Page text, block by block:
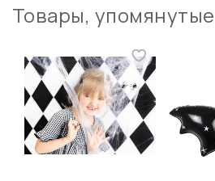
Товары,